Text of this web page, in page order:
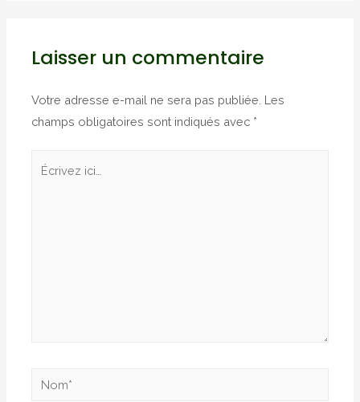
Laisser un commentaire
Votre adresse e-mail ne sera pas publiée. Les
champs obligatoires sont indiqués avec *
Nom*